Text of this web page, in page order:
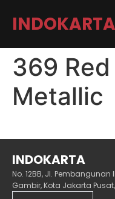
INDOKARTA
369
Metallic
INDOKARTA
No. 12BB, Jl. Pembangunan
Gambir, Kota Jakarta